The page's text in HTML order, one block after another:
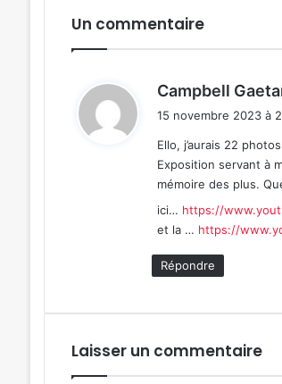
Un commentaire
Campbell
15 novembre 2023 à
Ello, j’aurais 22
Exposition servant à
mémoire des plus.
ici… https://
et la … https://
Répondre
Laisser un commentaire